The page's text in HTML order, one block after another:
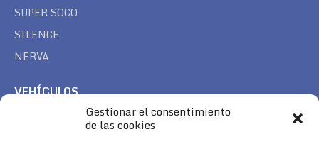
Gestionar el consentimiento
de las cookies
SUPER SOCO
SILENCE
NERVA
VEHÍCULOS